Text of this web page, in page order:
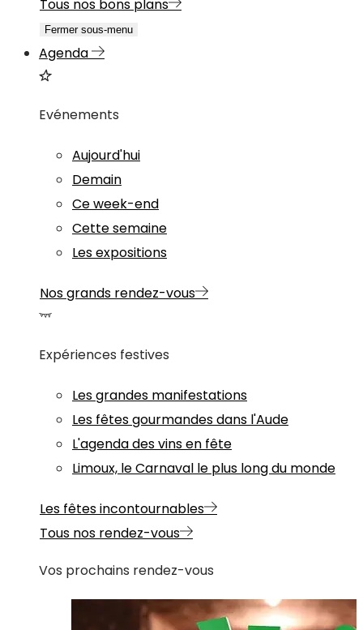
Tous nos bons plans
Fermer sous-menu
Agenda
Evénements
Aujourd'hui
Demain
Ce week-end
Cette semaine
Les expositions
Nos grands rendez-vous
Expériences festives
Les grandes manifestations
Les fêtes gourmandes dans l'Aude
L'agenda des vins en fête
Limoux, le Carnaval le plus long du monde
Les fêtes incontournables
Tous nos rendez-vous
Vos prochains rendez-vous